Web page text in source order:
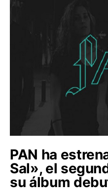
PAN ha
Sal», el
su álbum